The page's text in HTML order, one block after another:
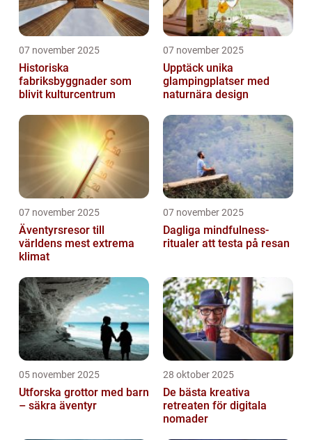
07 november 2025
Historiska
fabriksbyggnader som
blivit kulturcentrum
07 november 2025
Upptäck unika
glampingplatser med
naturnära design
07 november 2025
Äventyrsresor till
världens mest extrema
klimat
07 november 2025
Dagliga mindfulness-
ritualer att testa på resan
05 november 2025
Utforska grottor med barn
– säkra äventyr
28 oktober 2025
De bästa kreativa
retreaten för digitala
nomader